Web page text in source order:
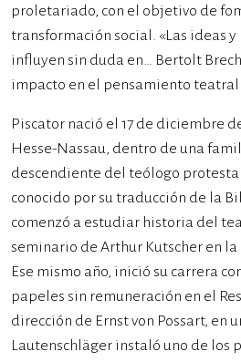
proletariado, con el objetivo de
transformación social. «Las ideas
influyen sin duda en… Bertolt
impacto en el pensamiento teatral
Piscator nació el 17 de diciembre
Hesse-Nassau, dentro de una
descendiente del teólogo
conocido por su traducción de la
comenzó a estudiar historia del
seminario de Arthur Kutscher en
Ese mismo año, inició su carrera
papeles sin remuneración en el
dirección de Ernst von Possart, en
Lautenschläger instaló uno de los